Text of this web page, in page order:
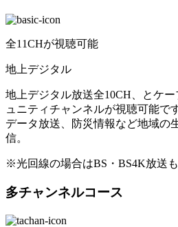
全11CHが視聴可能
地上デジタル
地上デジタル放送全10CH、とケ
ュニティチャンネルが視聴可能で
データ放送、防災情報など地域の
信。
※光回線の場合はBS・BS4K放送も
多チャンネルコース